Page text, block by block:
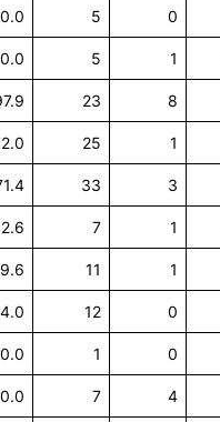
0.0 5 0
5 1
23 8
25 1
33 3
7 1
11 1
12 0
1 0
7 4